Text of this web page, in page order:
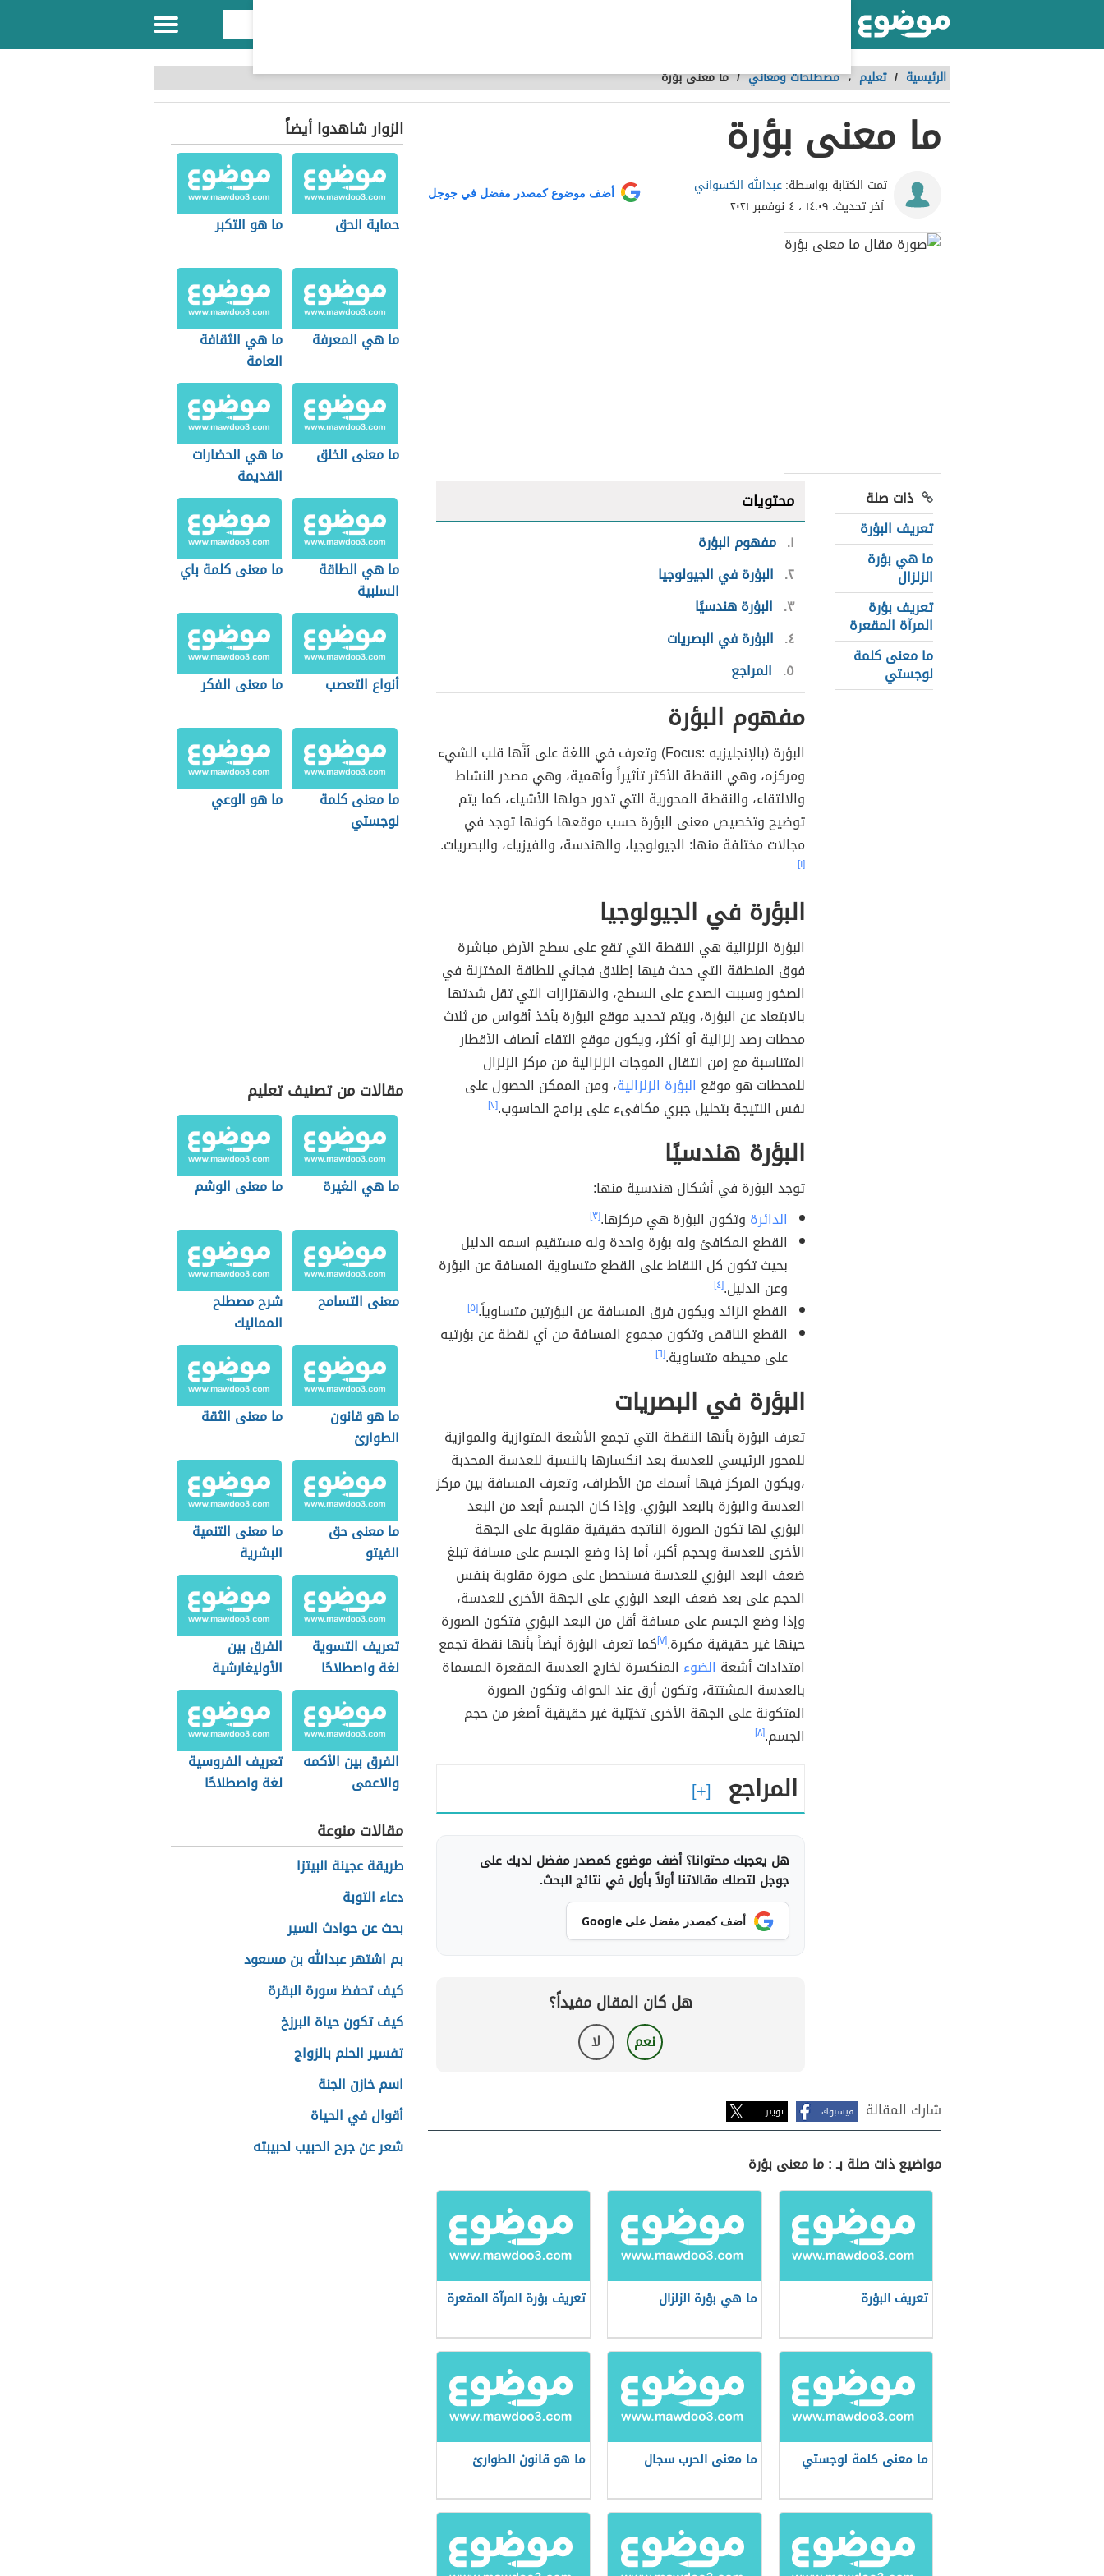
الرئيسية / تعليم ،مصطلحات ومعاني /ما معنى بؤرة
ما معنى بؤرة
تمت الكتابة بواسطة:عبدالله الكسواني
آخر تحديث: ١٤:٠٩ ، ٤ نوفمبر ٢٠٢١
أضف موضوع كمصدر مفضل في جوجل
ذات صلة
تعريف البؤرة
ما هي بؤرة
الزلزال
تعريف بؤرة
المرآة المقعرة
ما معنى كلمة
لوجستي
محتويات
١ مفهوم البؤرة
٢ البؤرة في الجيولوجيا
٣ البؤرة هندسيًا
٤ البؤرة في البصريات
٥ المراجع
مفهوم البؤرة
البؤرة (بالإنجليزيه :Focus) وتعرف في اللغة على أنَّها قلب الشيء
ومركزه، وهي النقطة الأكثر تأثيراً وأهمية، وهي مصدر النشاط
والالتقاء، والنقطة المحورية التي تدور حولها الأشياء، كما يتم
توضيح وتخصيص معنى البؤرة حسب موقعها كونها توجد في
مجالات مختلفة منها: الجيولوجيا، والهندسة، والفيزياء، والبصريات.
[١]
البؤرة في الجيولوجيا
البؤرة الزلزالية هي النقطة التي تقع على سطح الأرض مباشرة
فوق المنطقة التي حدث فيها إطلاق فجائي للطاقة المختزنة في
الصخور وسببت الصدع على السطح، والاهتزازات التي تقل شدتها
بالابتعاد عن البؤرة، ويتم تحديد موقع البؤرة بأخذ أقواس من ثلاث
محطات رصد زلزالية أو أكثر، ويكون موقع التقاء أنصاف الأقطار
المتناسبة مع زمن انتقال الموجات الزلزالية من مركز الزلزال
للمحطات هو موقع البؤرة الزلزالية، ومن الممكن الحصول على
نفس النتيجة بتحليل جبري مكافىء على برامج الحاسوب.[٢]
البؤرة هندسيًا
توجد البؤرة في أشكال هندسية منها:
الدائرة وتكون البؤرة هي مركزها.[٣]
القطع المكافئ وله بؤرة واحدة وله مستقيم اسمه الدليل
بحيث تكون كل النقاط على القطع متساوية المسافة عن البؤرة
وعن الدليل.[٤]
القطع الزائد ويكون فرق المسافة عن البؤرتين متساوياً.[٥]
القطع الناقص وتكون مجموع المسافة من أي نقطة عن بؤرتيه
على محيطه متساوية.[٦]
البؤرة في البصريات
تعرف البؤرة بأنها النقطة التي تجمع الأشعة المتوازية والموازية
للمحور الرئيسي للعدسة بعد انكسارها بالنسبة للعدسة المحدبة
،ويكون المركز فيها أسمك من الأطراف، وتعرف المسافة بين مركز
العدسة والبؤرة بالبعد البؤري. وإذا كان الجسم أبعد من البعد
البؤري لها تكون الصورة الناتجه حقيقية مقلوبة على الجهة
الأخرى للعدسة وبحجم أكبر، أما إذا وضع الجسم على مسافة تبلغ
ضعف البعد البؤري للعدسة فسنحصل على صورة مقلوبة بنفس
الحجم على بعد ضعف البعد البؤري على الجهة الأخرى للعدسة،
وإذا وضع الجسم على مسافة أقل من البعد البؤري فتكون الصورة
حينها غير حقيقية مكبرة.[٧] كما تعرف البؤرة أيضاً بأنها نقطة تجمع
امتدادات أشعة الضوء المنكسرة لخارج العدسة المقعرة المسماة
بالعدسة المشتتة، وتكون أرق عند الحواف وتكون الصورة
المتكونة على الجهة الأخرى تخيّلية غير حقيقية أصغر من حجم
الجسم.[٨]
المراجع
هل يعجبك محتوانا؟ أضف موضوع كمصدر مفضل لديك على
جوجل لتصلك مقالاتنا أولاً بأول في نتائج البحث.
أضف كمصدر مفضل على Google
هل كان المقال مفيداً؟
نعم لا
شارك المقالة فيسبوك تويتر
مواضيع ذات صلة بـ : ما معنى بؤرة
تعريف البؤرة ما هي بؤرة الزلزال تعريف بؤرة المرآة المقعرة
ما معنى كلمة لوجستي ما معنى الحرب سجال ما هو قانون الطوارئ
الزوار شاهدوا أيضاً
حماية الحق ما هو التكبر
ما هي المعرفة
ما هي الثقافة
العامة
ما معنى الخلق
ما هي الحضارات
القديمة
ما هي الطاقة
السلبية
ما معنى كلمة باي
أنواع التعصب ما معنى الفكر
ما معنى كلمة
لوجستي
ما هو الوعي
مقالات من تصنيف تعليم
ما هي الغيرة ما معنى الوشم
معنى التسامح
شرح مصطلح
المماليك
ما هو قانون
الطوارئ
ما معنى الثقة
ما معنى حق
الفيتو
ما معنى التنمية
البشرية
تعريف التسوية
لغة واصطلاحًا
الفرق بين
الأوليغارشية
والأرستقراطية
الفرق بين الأكمه
والاعمى
تعريف الفروسية
لغة واصطلاحًا
مقالات منوعة
طريقة عجينة البيتزا
دعاء التوبة
بحث عن حوادث السير
بم اشتهر عبدالله بن مسعود
كيف تحفظ سورة البقرة
كيف تكون حياة البرزخ
تفسير الحلم بالزواج
اسم خازن الجنة
أقوال في الحياة
شعر عن جرح الحبيب لحبيبته